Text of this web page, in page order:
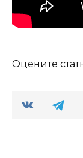
Оцените